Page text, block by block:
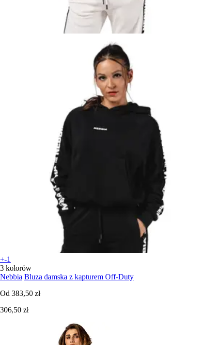
+-1
3 kolorów
Nebbia Bluza damska z kapturem Off-Duty
Od 383,50 zł
306,50 zł